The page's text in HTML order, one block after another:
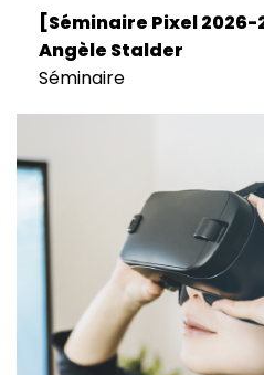
[Séminaire Pixel
Angèle Stalder
Séminaire